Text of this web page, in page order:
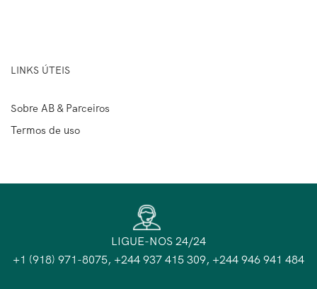
LINKS ÚTEIS
Sobre AB & Parceiros
Termos de uso
LIGUE-NOS 24/24
+1 (918) 971-8075, +244 937 415 309, +244 946 941 484